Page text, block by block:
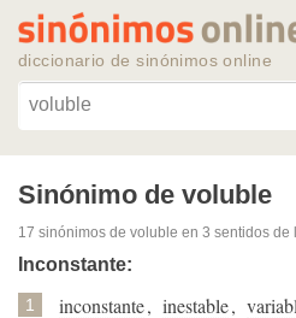
diccionario de sinónimos online
Reescribir
Sinónimos
Temas
Sinónimo de voluble
17 sinónimos de voluble en 3 sentidos de
Inconstante:
1 inconstante, inestable,